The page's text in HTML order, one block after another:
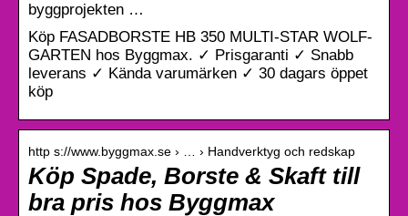
byggprojekten …
Köp FASADBORSTE HB 350 MULTI-STAR WOLF-
GARTEN hos Byggmax. ✓ Prisgaranti ✓ Snabb
leverans ✓ Kända varumärken ✓ 30 dagars öppet
köp
http s://www.byggmax.se › … › Handverktyg och redskap
Köp Spade, Borste & Skaft till
bra pris hos Byggmax